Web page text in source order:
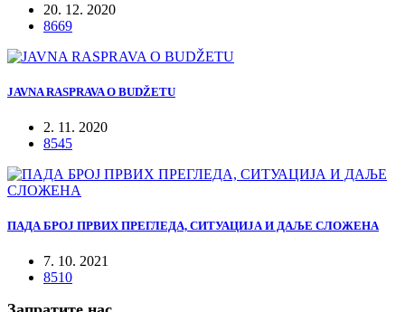
20. 12. 2020
8669
JAVNA RASPRAVA O BUDŽETU
2. 11. 2020
8545
ПАДА БРОЈ ПРВИХ ПРЕГЛЕДА, СИТУАЦИЈА И ДАЉЕ СЛОЖЕНА
7. 10. 2021
8510